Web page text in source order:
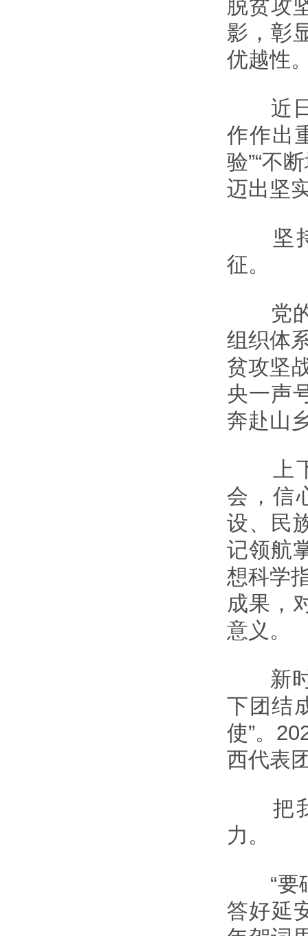
脱贫攻
影，彰
优越性
近日
作作出
验”“不
迈出坚
坚持
征。
党的
组织体
贫攻坚
央一声
奔赴山
上下
会，信
设、民
记领航
想科学
成果，
意义。
新时
下团结
使”。
西代表
把我
力。
“要砥
答好延